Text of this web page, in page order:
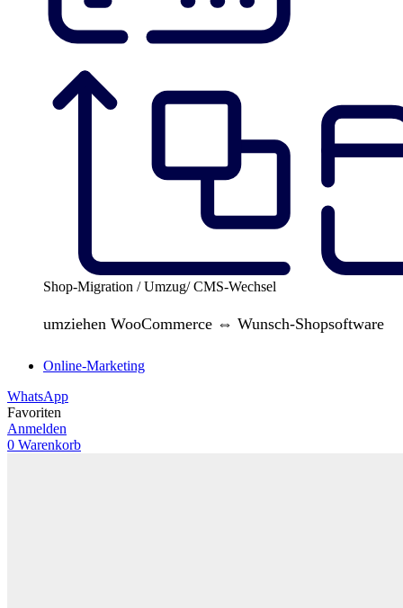
Shop-Migration / Umzug/ CMS-Wechsel
umziehen WooCommerce ⇔ Wunsch-Shopsoftware
Online-Marketing
WhatsApp
Favoriten
Anmelden
0 Warenkorb